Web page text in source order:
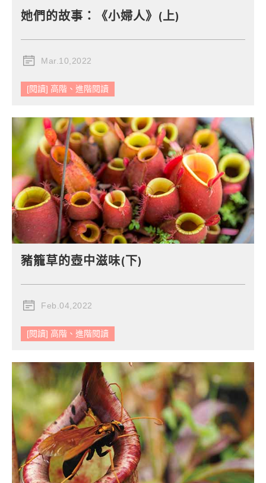
[閱讀] 高階、進階閱讀
她們的故事：《小婦人》(上)
Mar.10,2022
[閱讀] 高階、進階閱讀
豬籠草的壺中滋味(下)
Feb.04,2022